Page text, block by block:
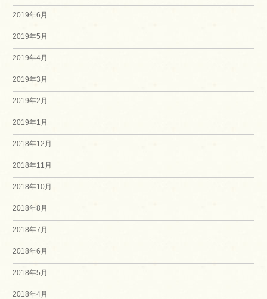
2019年6月
2019年5月
2019年4月
2019年3月
2019年2月
2019年1月
2018年12月
2018年11月
2018年10月
2018年8月
2018年7月
2018年6月
2018年5月
2018年4月